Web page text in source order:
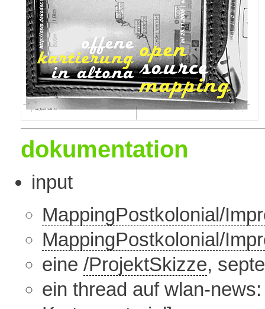
dokumentation
input
MappingPostkolonial/
MappingPostkolonial/
eine /ProjektSkizze,
ein thread auf wlan-